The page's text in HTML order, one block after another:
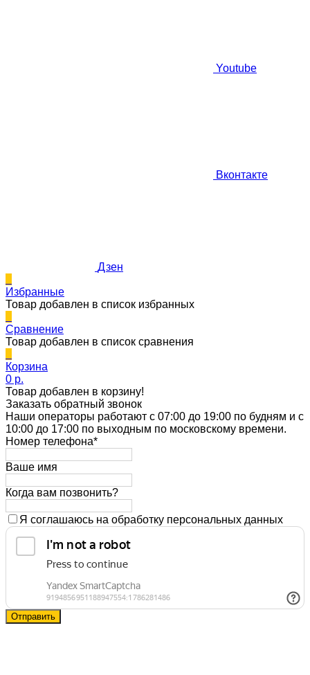
Youtube
Вконтакте
Дзен
Избранные
Товар добавлен в список избранных
Сравнение
Товар добавлен в список сравнения
Корзина
0 p.
Товар добавлен в корзину!
Заказать обратный звонок
Наши операторы работают с 07:00 до 19:00 по будням и с
10:00 до 17:00 по выходным по московскому времени.
Номер телефона*
Ваше имя
Когда вам позвонить?
Я соглашаюсь на обработку персональных данных